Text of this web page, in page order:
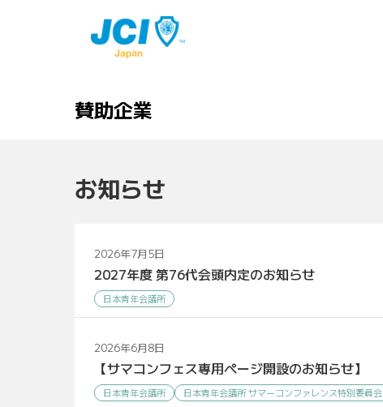
賛助企業
お知らせ
2026年7月5日
2027年度 第76代会頭内定のお知らせ
日本青年会議所
2026年6月8日
【サマコンフェス専用ページ開設のお知らせ】
日本青年会議所 日本青年会議所 サマーコンファレンス特別委員会